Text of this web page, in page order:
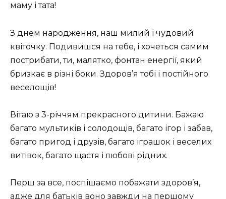
маму і тата!
З днем ​​народження, наш милий і чудовий
квіточку. Подивишся на тебе, і хочеться самим
пострибати, ти, малятко, фонтан енергії, який
бризкає в різні боки. Здоров’я тобі і постійного
веселощів!
Вітаю з 3-річчям прекрасного дитини. Бажаю
багато мультиків і солодощів, багато ігор і забав,
багато пригод і друзів, багато іграшок і веселих
витівок, багато щастя і любові рідних.
Перш за все, поспішаємо побажати здоров’я,
адже для батьків воно завжди на першому